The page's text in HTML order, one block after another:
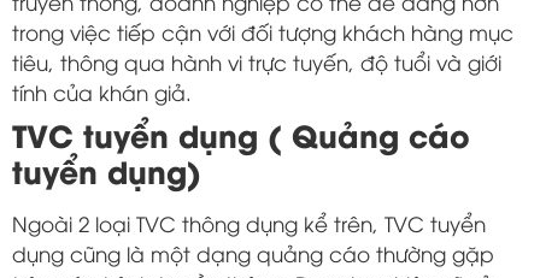
trong việc tiếp cận với đối tượng khách hàng mục
tiêu, thông qua hành vi trực tuyến, độ tuổi và giới
tính của khán giả.
TVC tuyển dụng ( Quảng cáo
tuyển dụng)
Ngoài 2 loại TVC thông dụng kể trên, TVC tuyển
dụng cũng là một dạng quảng cáo thường gặp